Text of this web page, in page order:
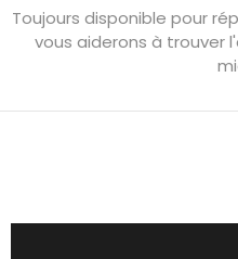
Lapis lazuli : propriétés et
Citrine : propriétés
Aigue-marine : propriétés
Pierres pour attirer l’amour
Toujours disponible pour
vous aiderons à trouver